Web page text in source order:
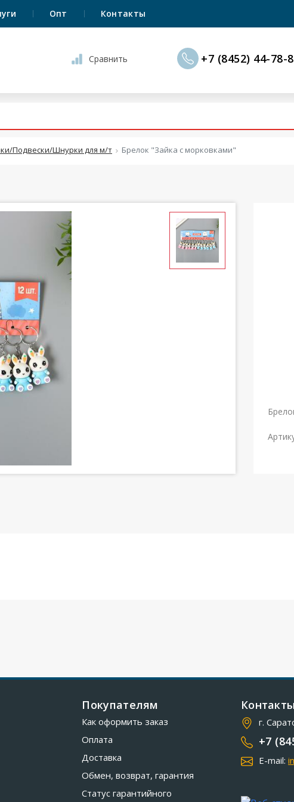
Опт Контакты
Сравнить +7 (8452) 44-78-
Подвески/Шнурки для м/т Брелок "Зайка с морковками"
Покупателям
Как оформить заказ
Оплата
Доставка
Обмен, возврат, гарантия
Статус гарантийного
Контакты
г.
+7
E-mail: